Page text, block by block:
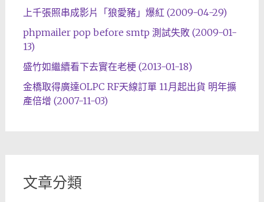
上千張照串成影片「狼愛豬」爆紅 (2009-04-29)
phpmailer pop before smtp 測試失敗 (2009-01-
13)
盛竹如繼續看下去實在老梗 (2013-01-18)
金橋取得廣達OLPC RF天線訂單 11月起出貨 明年擴
產倍增 (2007-11-03)
文章分類